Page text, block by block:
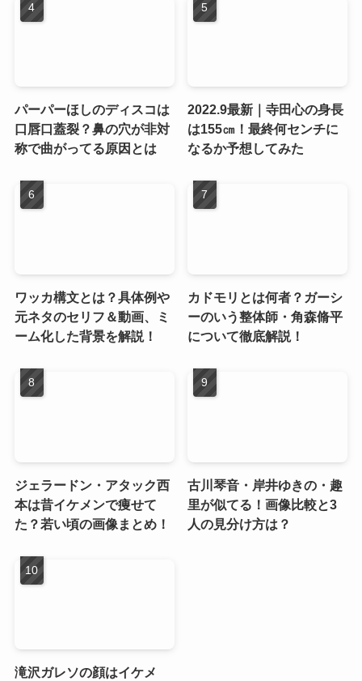
パーパーほしのディスコは
口唇口蓋裂？鼻の穴が非対
称で曲がってる原因とは
2022.9最新｜寺田心の身長
は155㎝！最終何センチに
なるか予想してみた
ワッカ構文とは？具体例や
元ネタのセリフ＆動画、ミ
ーム化した背景を解説！
カドモリとは何者？ガーシ
ーのいう整体師・角森脩平
について徹底解説！
ジェラードン・アタック西
本は昔イケメンで痩せて
た？若い頃の画像まとめ！
古川琴音・岸井ゆきの・趣
里が似てる！画像比較と3
人の見分け方は？
滝沢ガレソの顔はイケメ